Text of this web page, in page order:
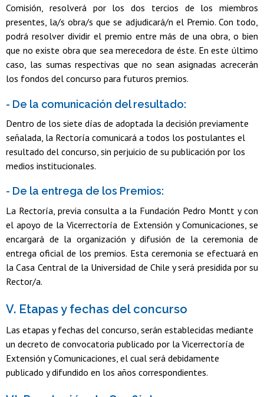
Comisión, resolverá por los dos tercios de los miembros
presentes, la/s obra/s que se adjudicará/n el Premio. Con todo,
podrá resolver dividir el premio entre más de una obra, o bien
que no existe obra que sea merecedora de éste. En este último
caso, las sumas respectivas que no sean asignadas acrecerán
los fondos del concurso para futuros premios.
- De la comunicación del resultado:
Dentro de los siete días de adoptada la decisión previamente
señalada, la Rectoría comunicará a todos los postulantes el
resultado del concurso, sin perjuicio de su publicación por los
medios institucionales.
- De la entrega de los Premios:
La Rectoría, previa consulta a la Fundación Pedro Montt y con
el apoyo de la Vicerrectoría de Extensión y Comunicaciones, se
encargará de la organización y difusión de la ceremonia de
entrega oficial de los premios. Esta ceremonia se efectuará en
la Casa Central de la Universidad de Chile y será presidida por su
Rector/a.
V. Etapas y fechas del concurso
Las etapas y fechas del concurso, serán establecidas mediante
un decreto de convocatoria publicado por la Vicerrectoría de
Extensión y Comunicaciones, el cual será debidamente
publicado y difundido en los años correspondientes.